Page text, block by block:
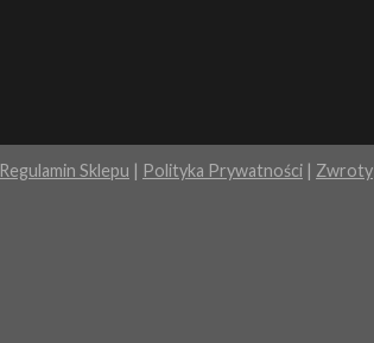
Regulamin Sklepu | Polityka Prywatności | Zwroty